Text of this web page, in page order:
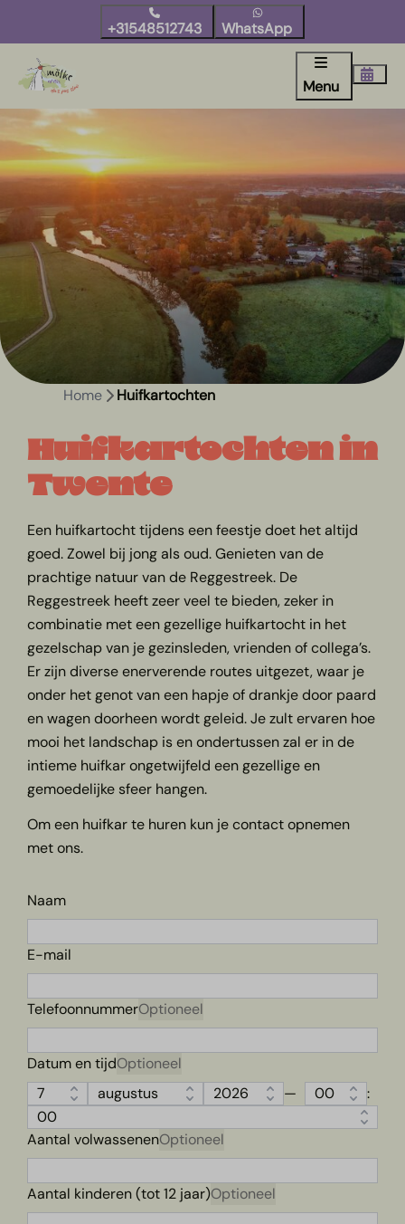
+31548512743 WhatsApp
Menu
Home Huifkartochten
Huifkartochten in
Twente
Een huifkartocht tijdens een feestje doet het altijd
goed. Zowel bij jong als oud. Genieten van de
prachtige natuur van de Reggestreek. De
Reggestreek heeft zeer veel te bieden, zeker in
combinatie met een gezellige huifkartocht in het
gezelschap van je gezinsleden, vrienden of collega’s.
Er zijn diverse enerverende routes uitgezet, waar je
onder het genot van een hapje of drankje door paard
en wagen doorheen wordt geleid. Je zult ervaren hoe
mooi het landschap is en ondertussen zal er in de
intieme huifkar ongetwijfeld een gezellige en
gemoedelijke sfeer hangen.
Om een huifkar te huren kun je contact opnemen
met ons.
Naam
E-mail
TelefoonnummerOptioneel
Datum en tijdOptioneel
—
:
Aantal volwassenenOptioneel
Aantal kinderen (tot 12 jaar)Optioneel